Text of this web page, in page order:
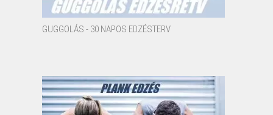
GUGGOLÁS - 30 NAPOS EDZÉSTERV